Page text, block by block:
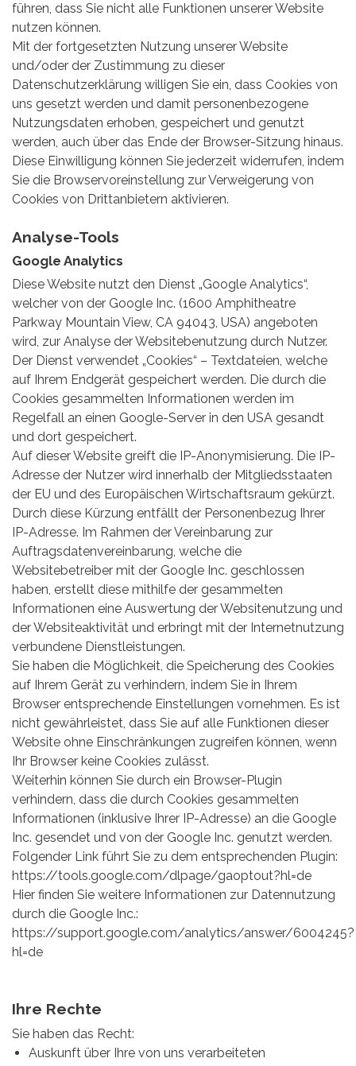
führen, dass Sie nicht alle Funktionen unserer Website
nutzen können.
Mit der fortgesetzten Nutzung unserer Website
und/oder der Zustimmung zu dieser
Datenschutzerklärung willigen Sie ein, dass Cookies von
uns gesetzt werden und damit personenbezogene
Nutzungsdaten erhoben, gespeichert und genutzt
werden, auch über das Ende der Browser-Sitzung hinaus.
Diese Einwilligung können Sie jederzeit widerrufen, indem
Sie die Browservoreinstellung zur Verweigerung von
Cookies von Drittanbietern aktivieren.
Analyse-Tools
Google Analytics
Diese Website nutzt den Dienst „Google Analytics“,
welcher von der Google Inc. (1600 Amphitheatre
Parkway Mountain View, CA 94043, USA) angeboten
wird, zur Analyse der Websitebenutzung durch Nutzer.
Der Dienst verwendet „Cookies“ – Textdateien, welche
auf Ihrem Endgerät gespeichert werden. Die durch die
Cookies gesammelten Informationen werden im
Regelfall an einen Google-Server in den USA gesandt
und dort gespeichert.
Auf dieser Website greift die IP-Anonymisierung. Die IP-
Adresse der Nutzer wird innerhalb der Mitgliedsstaaten
der EU und des Europäischen Wirtschaftsraum gekürzt.
Durch diese Kürzung entfällt der Personenbezug Ihrer
IP-Adresse. Im Rahmen der Vereinbarung zur
Auftragsdatenvereinbarung, welche die
Websitebetreiber mit der Google Inc. geschlossen
haben, erstellt diese mithilfe der gesammelten
Informationen eine Auswertung der Websitenutzung und
der Websiteaktivität und erbringt mit der Internetnutzung
verbundene Dienstleistungen.
Sie haben die Möglichkeit, die Speicherung des Cookies
auf Ihrem Gerät zu verhindern, indem Sie in Ihrem
Browser entsprechende Einstellungen vornehmen. Es ist
nicht gewährleistet, dass Sie auf alle Funktionen dieser
Website ohne Einschränkungen zugreifen können, wenn
Ihr Browser keine Cookies zulässt.
Weiterhin können Sie durch ein Browser-Plugin
verhindern, dass die durch Cookies gesammelten
Informationen (inklusive Ihrer IP-Adresse) an die Google
Inc. gesendet und von der Google Inc. genutzt werden.
Folgender Link führt Sie zu dem entsprechenden Plugin:
https://tools.google.com/dlpage/gaoptout?hl=de
Hier finden Sie weitere Informationen zur Datennutzung
durch die Google Inc.:
https://support.google.com/analytics/answer/6004245?
hl=de
Ihre Rechte
Sie haben das Recht:
Auskunft über Ihre von uns verarbeiteten